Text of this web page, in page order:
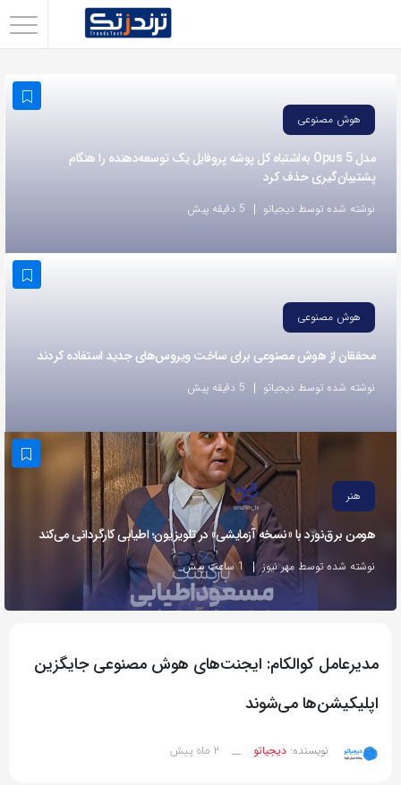
استفاده
از
روش‌های
زیر
این
دوستان
خود
اشتراک
لینک
هوش مصنوعی
مدل Opus 5 به‌اشتباه کل پوشه پروفایل یک توسعه‌دهنده را هنگام
پشتیبان‌گیری حذف کرد
نوشته شده توسط دیجیاتو 5 دقیقه پیش
هوش مصنوعی
محققان از هوش مصنوعی برای ساخت ویروس‌های جدید استفاده کردند
نوشته شده توسط دیجیاتو 5 دقیقه پیش
هنر
هومن برق‌نورد با «نسخه آزمایشی» در تلویزیون؛ اطیابی کارگردانی می‌کند
نوشته شده توسط مهر نیوز 1 ساعت پیش
مدیرعامل کوالکام: ایجنت‌های هوش مصنوعی جایگزین
اپلیکیشن‌ها می‌شوند
نویسنده: دیجیاتو __ 2 ماه پیش